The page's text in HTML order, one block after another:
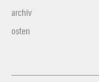
archiv
osten